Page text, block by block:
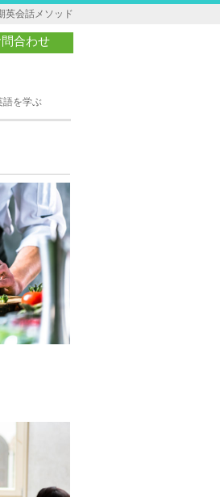
英会話メソッド
問合わせ
語を学ぶ